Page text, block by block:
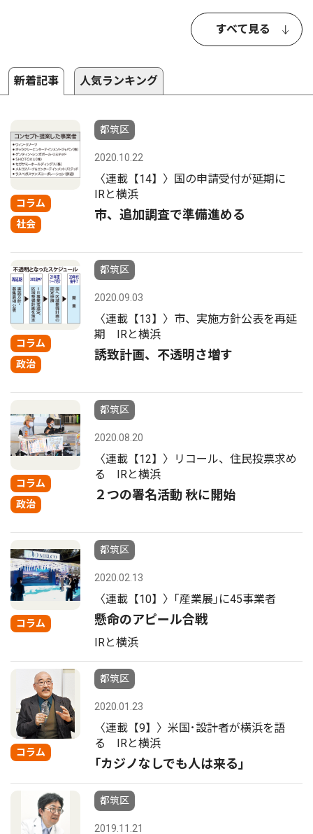
すべて見る
新着記事 人気ランキング
コラム
社会
都筑区
2020.10.22
〈連載【14】〉国の申請受付が延期に
IRと横浜
市、追加調査で準備進める
コラム
政治
都筑区
2020.09.03
〈連載【13】〉市、実施方針公表を再延
期 IRと横浜
誘致計画、不透明さ増す
コラム
政治
都筑区
2020.08.20
〈連載【12】〉リコール、住民投票求め
る IRと横浜
２つの署名活動 秋に開始
コラム
都筑区
2020.02.13
〈連載【10】〉｢産業展｣に45事業者
懸命のアピール合戦
IRと横浜
コラム
都筑区
2020.01.23
〈連載【9】〉米国･設計者が横浜を語
る IRと横浜
｢カジノなしでも人は来る｣
都筑区
2019.11.21